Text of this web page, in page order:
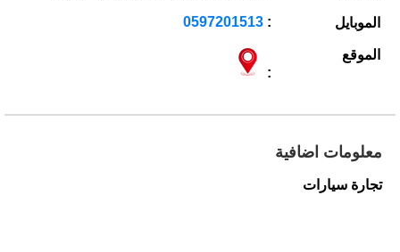
الموبايل :
0597201513
الموقع
:
معلومات اضافية
تجارة سيارات